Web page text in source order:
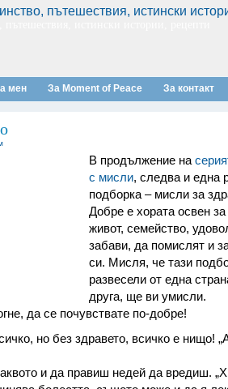
мен За Moment of Peace За контакт
В продължение на
с мисли, следва и една
подборка – мисли за
Добре е хората освен
живот, семейство,
забави, да помислят и
си. Мисля, че тази
развесели от една
друга, ще ви умисли.
да се почувствате по-добре!
но без здравето, всичко е нищо!
и да правиш недей да вредиш.